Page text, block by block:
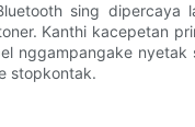
sing
Kanthi kacepetan
nggampangake
stopkontak.